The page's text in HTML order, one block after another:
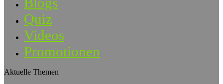
Quiz
Videos
Promotionen
Aktuelle Themen